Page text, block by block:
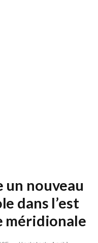
un nouveau
dans l’est
méridionale